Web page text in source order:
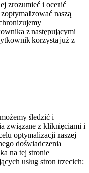
zrozumieć i ocenić
naszą
z następującymi
korzysta już z
śledzić i
związane z kliknięciami i
optymalizacji naszej
doświadczenia
na tej stronie
usług stron trzecich: